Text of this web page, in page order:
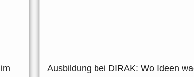
Ausbildung bei DIRAK: Wo Ideen